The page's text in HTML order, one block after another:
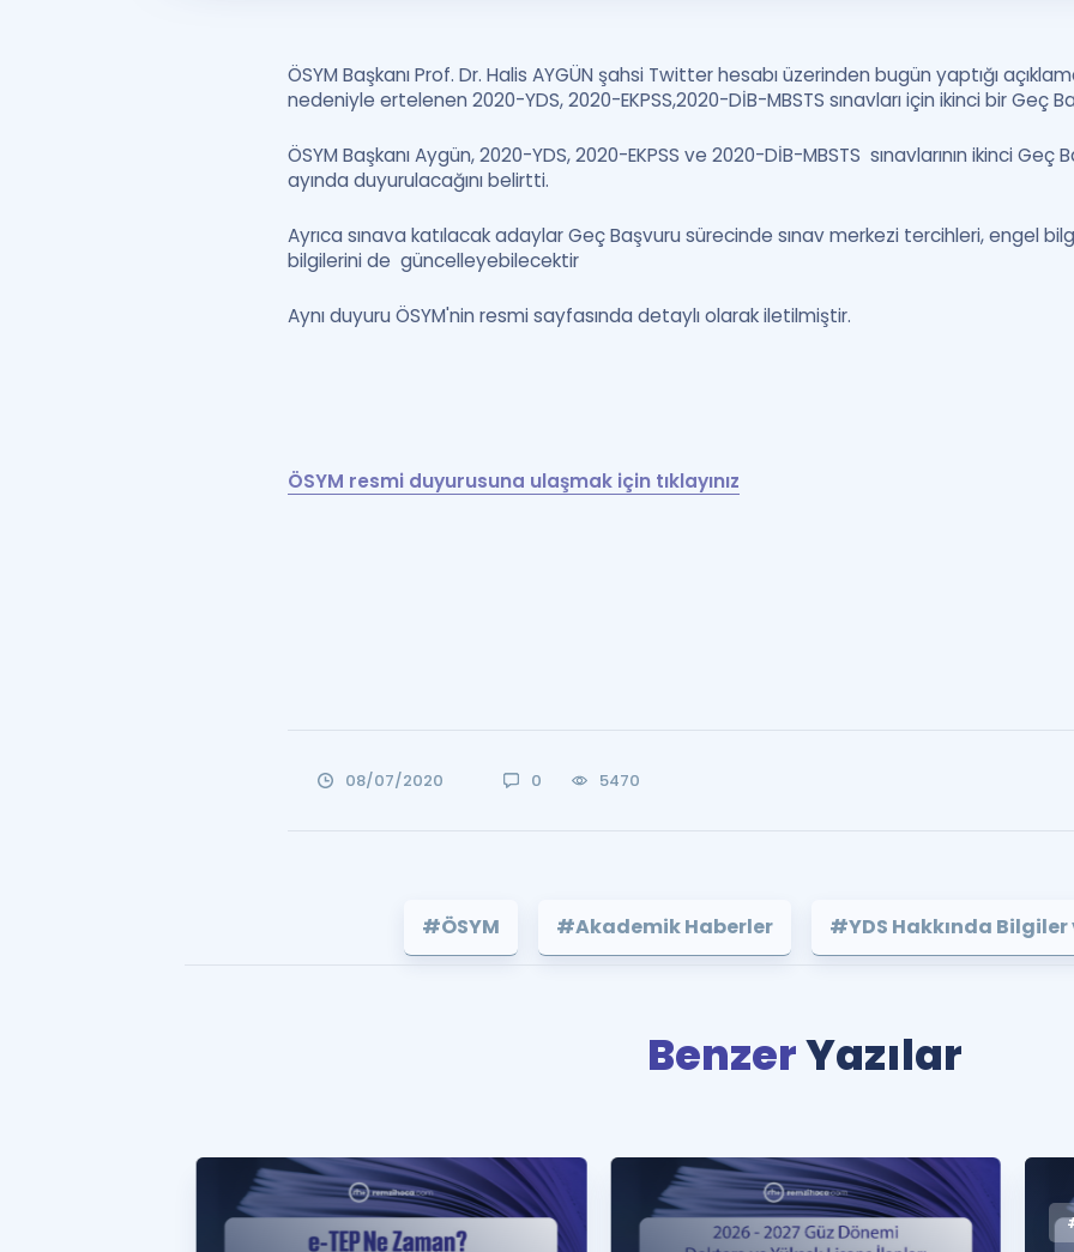
ÖSYM Başkanı Prof. Dr. Halis AYGÜN şahsi Twitter hesabı üzerinden bugün yaptığı
nedeniyle ertelenen 2020-YDS, 2020-EKPSS,2020-DİB-MBSTS sınavları için ikinci bir Geç
ÖSYM Başkanı Aygün, 2020-YDS, 2020-EKPSS ve 2020-DİB-MBSTS sınavlarının ikinci
ayında duyurulacağını belirtti.
Ayrıca sınava katılacak adaylar Geç Başvuru sürecinde sınav merkezi tercihleri, engel
bilgilerini de güncelleyebilecektir
Aynı duyuru ÖSYM'nin resmi sayfasında detaylı olarak iletilmiştir.
ÖSYM resmi duyurusuna ulaşmak için tıklayınız
08/07/2020 0 5470
#ÖSYM #Akademik Haberler #YDS Hakkında
BenzerYazılar